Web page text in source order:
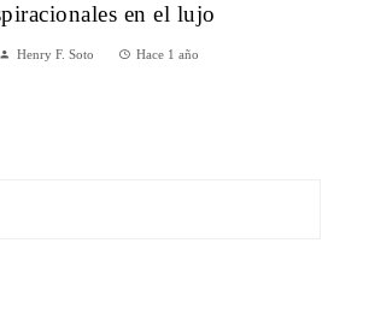
en el lujo
Henry F. Soto Hace 1 año